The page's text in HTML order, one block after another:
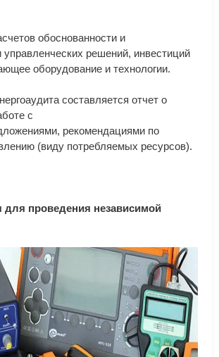
обоснованности и
управленческих решений, инвестиций
оборудование и технологии.
составляется отчет о
с
, рекомендациями по
(виду потребляемых ресурсов).
для проведения независимой